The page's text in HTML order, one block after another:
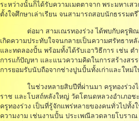
ระหว่างนั้นก็ได้รับความเมตตาจาก พระมหาเ
ตั้งใจศึกษาเล่าเรียน จนสามารถสอบนักธรรม
ต่อมา สามเณรทองร่วง ได้พบกับครูพิณ อิน
เกิดความประทับใจจนกลายเป็นความศรัทธาห
และทดลองปั้น พร้อมทั้งได้รับเอาวิธีการ เช่น ตํ
การแก้ปัญหา และแนวความคิดในการสร้างสร
การยอมรับนับถือจากช่างปูนปั้นทั้งเก่าและใหม่
ในช่วงหลายสิบปีที่ผ่านมา ครูทองร่วงได้ทํ
ราช และโบสถ์หลังใหญ่ วัดโตนดหลวงอําเภอช
ครูทองร่วง เป็นที่รู้จักแพร่หลายของคนทั่วไปทั้
ความงาม เช่นงานปั้น ประเพณีลวดลายโบรา